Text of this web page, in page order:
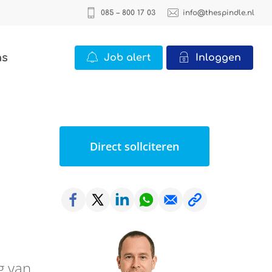
085 – 800 17 03 info@thespindle.nl
2 vacatures
Logistiek
Job alert Inloggen
Direct sollciteren